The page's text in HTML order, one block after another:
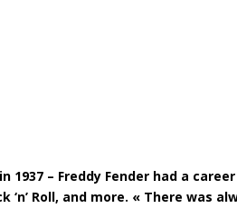
– Freddy Fender had a
Roll, and more. « There was